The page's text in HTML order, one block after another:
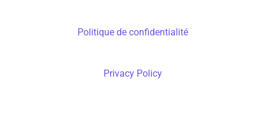
Politique de confidentialité
Privacy Policy